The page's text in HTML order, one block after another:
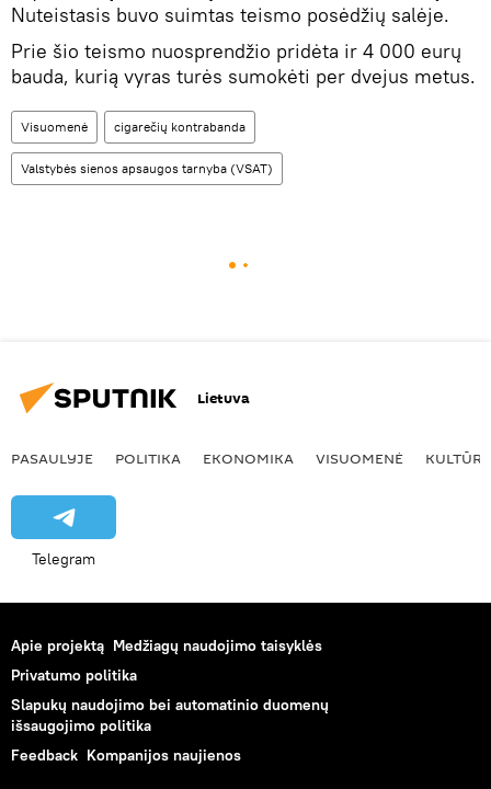
Nuteistasis buvo suimtas teismo posėdžių salėje.
Prie šio teismo nuosprendžio pridėta ir 4 000 eurų
bauda, kurią vyras turės sumokėti per dvejus metus.
Visuomenė cigarečių kontrabanda
Valstybės sienos apsaugos tarnyba (VSAT)
Lietuva
PASAULYJE POLITIKA EKONOMIKA VISUOMENĖ KULTŪRA
Telegram
Apie projektą Medžiagų naudojimo taisyklės
Privatumo politika
Slapukų naudojimo bei automatinio duomenų
išsaugojimo politika
Feedback Kompanijos naujienos